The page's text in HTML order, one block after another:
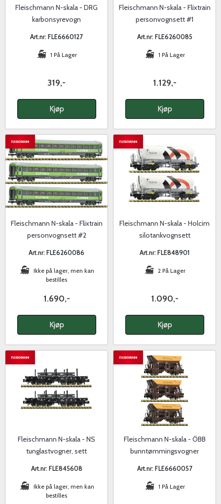
Fleischmann N-skala - DRG
karbonsyrevogn
Art.nr: FLE6660127
1 På Lager
319,-
Kjøp
Fleischmann N-skala - Flixtrain
personvognsett #1
Art.nr: FLE6260085
1 På Lager
1.129,-
Kjøp
Fleischmann N-skala - Flixtrain
personvognsett #2
Art.nr: FLE6260086
Ikke på lager, men kan
bestilles
1.690,-
Kjøp
Fleischmann N-skala - Holcim
silotankvognsett
Art.nr: FLE848901
2 På Lager
1.090,-
Kjøp
Fleischmann N-skala - NS
tunglastvogner, sett
Art.nr: FLE845608
Ikke på lager, men kan
bestilles
Fleischmann N-skala - ÖBB
bunntømmingsvogner
Art.nr: FLE6660057
1 På Lager